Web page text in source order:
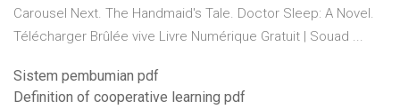
Carousel Next. The Handmaid's Tale. Doctor Sleep: A Novel.
Télécharger Brûlée vive Livre Numérique Gratuit | Souad ...
Sistem pembumian pdf
Definition of cooperative learning pdf